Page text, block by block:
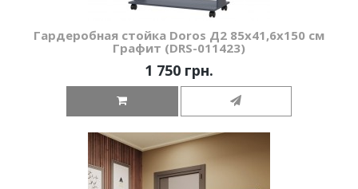
Гардеробная стойка Doros Д2 85х41,6х150 см
Графит (DRS-011423)
1 750 грн.